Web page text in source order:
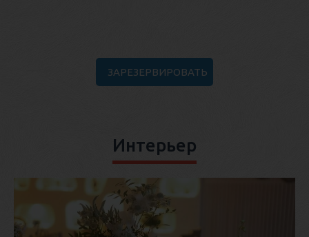
ЗАРЕЗЕРВИРОВАТЬ
Интерьер